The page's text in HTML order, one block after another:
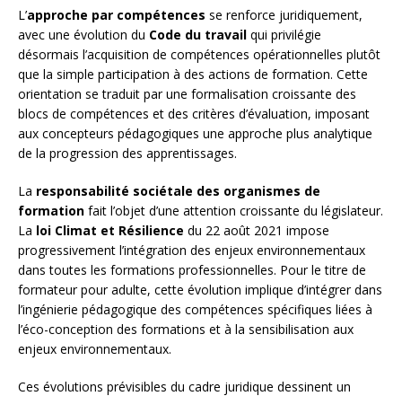
L’approche par compétences se renforce juridiquement,
avec une évolution du Code du travail qui privilégie
désormais l’acquisition de compétences opérationnelles plutôt
que la simple participation à des actions de formation. Cette
orientation se traduit par une formalisation croissante des
blocs de compétences et des critères d’évaluation, imposant
aux concepteurs pédagogiques une approche plus analytique
de la progression des apprentissages.
La responsabilité sociétale des organismes de
formation fait l’objet d’une attention croissante du législateur.
La loi Climat et Résilience du 22 août 2021 impose
progressivement l’intégration des enjeux environnementaux
dans toutes les formations professionnelles. Pour le titre de
formateur pour adulte, cette évolution implique d’intégrer dans
l’ingénierie pédagogique des compétences spécifiques liées à
l’éco-conception des formations et à la sensibilisation aux
enjeux environnementaux.
Ces évolutions prévisibles du cadre juridique dessinent un